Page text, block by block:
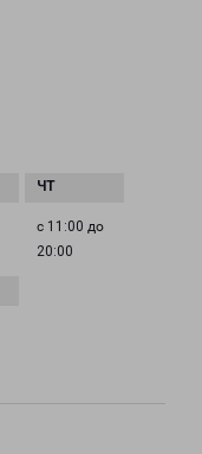
с 11:00 до
20:00